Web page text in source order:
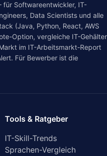
für Softwareentwickler, IT-
Data Scientists und alle
(Java, Python, React, AWS
Option, vergleiche IT-Gehälter
im IT-Arbeitsmarkt-Report
Für Bewerber ist die
Tools & Ratgeber
IT-Skill-Trends
Sprachen-Vergleich